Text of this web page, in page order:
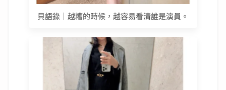
貝語錄｜越糟的時候，越容易看清誰是演員。